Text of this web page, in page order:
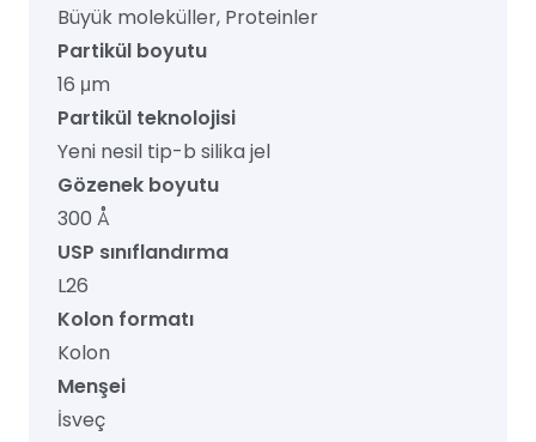
Büyük moleküller, Proteinler
Partikül boyutu
16 μm
Partikül teknolojisi
Yeni nesil tip-b silika jel
Gözenek boyutu
300 Å
USP sınıflandırma
L26
Kolon formatı
Kolon
Menşei
İsveç